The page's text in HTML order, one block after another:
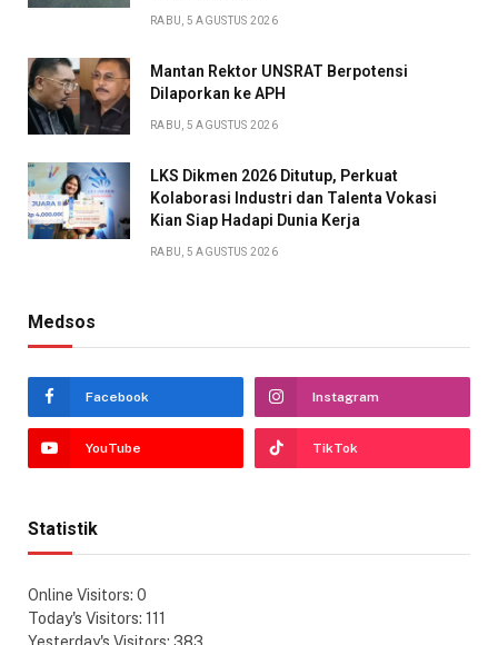
RABU, 5 AGUSTUS 2026
Mantan Rektor UNSRAT Berpotensi
Dilaporkan ke APH
RABU, 5 AGUSTUS 2026
LKS Dikmen 2026 Ditutup, Perkuat
Kolaborasi Industri dan Talenta Vokasi
Kian Siap Hadapi Dunia Kerja
RABU, 5 AGUSTUS 2026
Medsos
Facebook Instagram
YouTube TikTok
Statistik
Online Visitors: 0
Today's Visitors: 111
Yesterday's Visitors: 383